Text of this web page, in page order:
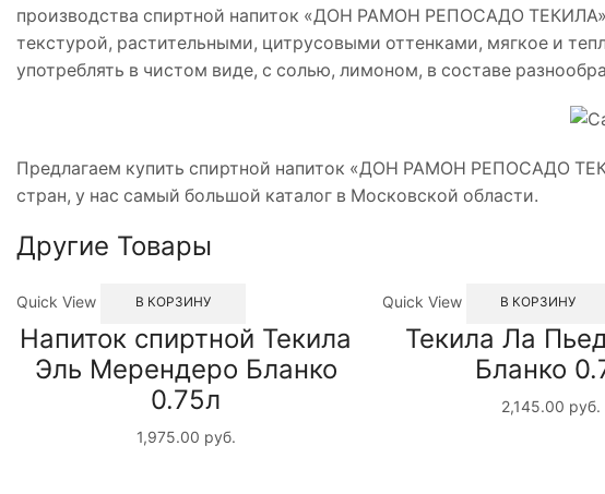
производства спиртной напиток «ДОН РАМОН РЕПОСАДО ТЕКИЛА»
текстурой, растительными, цитрусовыми оттенками, мягкое и
употреблять в чистом виде, с солью, лимоном, в составе
Предлагаем купить спиртной напиток «ДОН РАМОН РЕПОСАДО
стран, у нас самый большой каталог в Московской области.
Другие Товары
Quick View В КОРЗИНУ
Напиток спиртной Текила
Эль Мерендеро Бланко
0.75л
1,975.00 руб.
Quick View В КОРЗИНУ
Текила Ла
Бланко
2,145.00 руб.